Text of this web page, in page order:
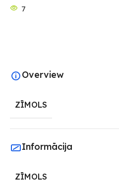
7
Overview
ZĪMOLS
Informācija
ZĪMOLS